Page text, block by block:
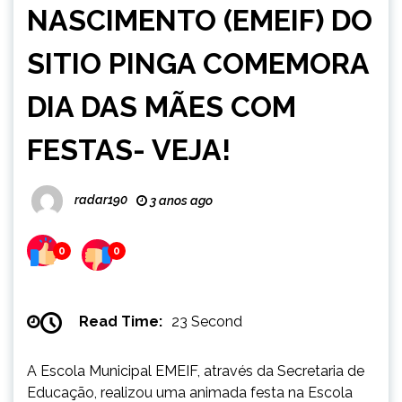
NASCIMENTO (EMEIF) DO
SITIO PINGA COMEMORA
DIA DAS MÃES COM
FESTAS- VEJA!
radar190 3 anos ago
0 0
Read Time: 23 Second
A Escola Municipal EMEIF, através da Secretaria de
Educação, realizou uma animada festa na Escola